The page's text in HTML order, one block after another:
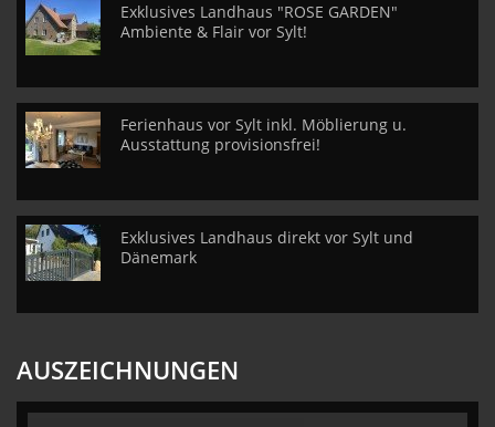
Exklusives Landhaus "ROSE GARDEN"
Ambiente & Flair vor Sylt!
Ferienhaus vor Sylt inkl. Möblierung u.
Ausstattung provisionsfrei!
Exklusives Landhaus direkt vor Sylt und
Dänemark
AUSZEICHNUNGEN